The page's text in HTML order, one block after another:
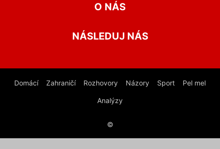
O NÁS
NÁSLEDUJ NÁS
Domácí Zahraničí Rozhovory Názory Sport Pel mel
Analýzy
©